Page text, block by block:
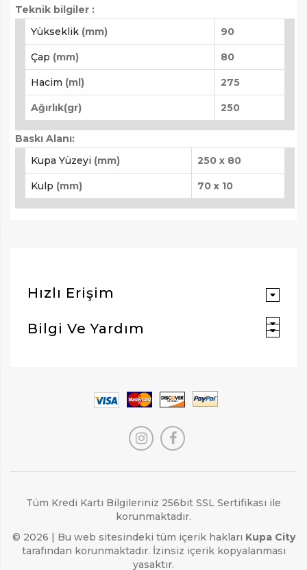
Teknik bilgiler :
Yükseklik (mm) 90
Çap (mm) 80
Hacim (ml) 275
Ağırlık(gr) 250
Baskı Alanı:
Kupa Yüzeyi (mm) 250 x 80
Kulp (mm) 70 x 10
Hızlı Erişim
Bilgi Ve Yardım
Tüm Kredi Kartı Bilgileriniz 256bit SSL Sertifikası ile
korunmaktadır.
© 2026 | Bu web sitesindeki tüm içerik hakları Kupa City
tarafından korunmaktadır. İzinsiz içerik kopyalanması
yasaktır.